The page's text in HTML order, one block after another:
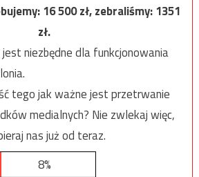
16 500zł, zebraliśmy:1351
zł.
niezbędne dla funkcjonowania
tego jak ważne jest przetrwanie
medialnych? Nie zwlekaj więc,
nas już od teraz.
8%